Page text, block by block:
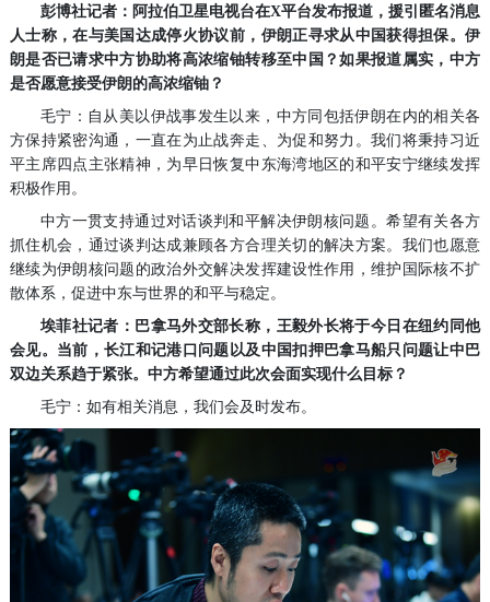
彭博社记者：阿拉伯卫星电视台在X平台发布报道，援引匿名消息
人士称，在与美国达成停火协议前，伊朗正寻求从中国获得担保。伊
朗是否已请求中方协助将高浓缩铀转移至中国？如果报道属实，中方
是否愿意接受伊朗的高浓缩铀？
毛宁：自从美以伊战事发生以来，中方同包括伊朗在内的相关各
方保持紧密沟通，一直在为止战奔走、为促和努力。我们将秉持习近
平主席四点主张精神，为早日恢复中东海湾地区的和平安宁继续发挥
积极作用。
中方一贯支持通过对话谈判和平解决伊朗核问题。希望有关各方
抓住机会，通过谈判达成兼顾各方合理关切的解决方案。我们也愿意
继续为伊朗核问题的政治外交解决发挥建设性作用，维护国际核不扩
散体系，促进中东与世界的和平与稳定。
埃菲社记者：巴拿马外交部长称，王毅外长将于今日在纽约同他
会见。当前，长江和记港口问题以及中国扣押巴拿马船只问题让中巴
双边关系趋于紧张。中方希望通过此次会面实现什么目标？
毛宁：如有相关消息，我们会及时发布。